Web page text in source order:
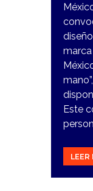
Este
LEER
22